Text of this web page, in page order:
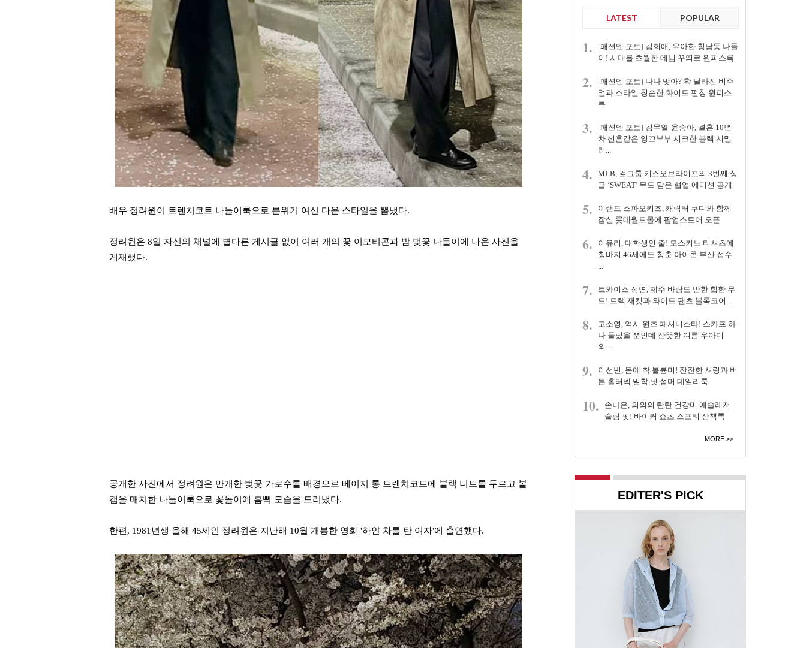
배우 정려원이 트렌치코트 나들이룩으로 분위기 여신 다운 스타일을 뽐냈다.
정려원은 8일 자신의 채널에 별다른 게시글 없이 여러 개의 꽃 이모티콘과 밤 벚꽃 나들이에 나온 사진을
게재했다.
공개한 사진에서 정려원은 만개한 벚꽃 가로수를 배경으로 베이지 롱 트렌치코트에 블랙 니트를 두르고 볼
캡을 매치한 나들이룩으로 꽃놀이에 흠뻑 모습을 드러냈다.
한편, 1981년생 올해 45세인 정려원은 지난해 10월 개봉한 영화 '하얀 차를 탄 여자'에 출연했다.
LATEST POPULAR
1.
[패션엔 포토] 김희애, 우아한 청담동 나들
이! 시대를 초월한 데님 꾸띄르 원피스룩
2.
[패션엔 포토] 나나 맞아? 확 달라진 비주
얼과 스타일 청순한 화이트 펀칭 원피스
룩
3.
[패션엔 포토] 김무열-윤승아, 결혼 10년
차 신혼같은 잉꼬부부 시크한 블랙 시밀
러...
4.
MLB, 걸그룹 키스오브라이프의 3번째 싱
글 ‘SWEAT’ 무드 담은 협업 에디션 공개
5.
이랜드 스파오키즈, 캐릭터 쿠디와 함께
잠실 롯데월드몰에 팝업스토어 오픈
6.
이유리, 대학생인 줄! 모스키노 티셔츠에
청바지 46세에도 청춘 아이콘 부산 접수
...
7.
트와이스 정연, 제주 바람도 반한 힙한 무
드! 트랙 재킷과 와이드 팬츠 블록코어 ...
8.
고소영, 역시 원조 패셔니스타! 스카프 하
나 둘렀을 뿐인데 산뜻한 여름 우아미
외...
9.
이선빈, 몸에 착 볼륨미! 잔잔한 셔링과 버
튼 홀터넥 밀착 핏 섬머 데일리룩
10.
손나은, 의외의 탄탄 건강미 애슬레저
슬림 핏! 바이커 쇼츠 스포티 산책룩
MORE
EDITER'S PICK